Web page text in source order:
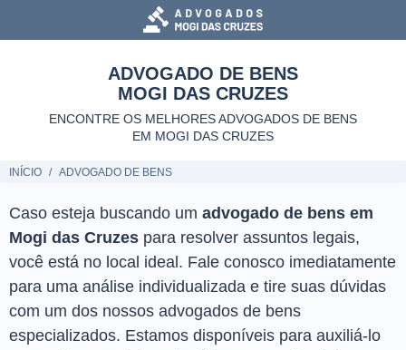
ADVOGADO DE BENS
MOGI DAS CRUZES
ENCONTRE OS MELHORES ADVOGADOS DE BENS
EM MOGI DAS CRUZES
INÍCIO ADVOGADO DE BENS
Caso esteja buscando um advogado de bens em
Mogi das Cruzes para resolver assuntos legais,
você está no local ideal. Fale conosco imediatamente
para uma análise individualizada e tire suas dúvidas
com um dos nossos advogados de bens
especializados. Estamos disponíveis para auxiliá-lo